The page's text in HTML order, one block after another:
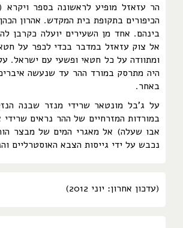
הר עזאזל מופיע לראשונה בספר
הכיפורים בתקופת בית המקדש. אהרון
בינהם. אחד מן השעירים יועלה כקרבן
אל צוק עזאזל במדבר בכדי לכפר על
ומתוודה על כל חטאי ופשעי עם ישראל.
היה מתרסק במורד ההר עד שנעשה
באחר.
במורדות המזרחיים של ההר נראים
אבו שעלה) אל מאגרי המים של מבצר
נכבש על ידי גייסות הצבא האוסטרליים
(עדכון אחרון: יוני 2012)